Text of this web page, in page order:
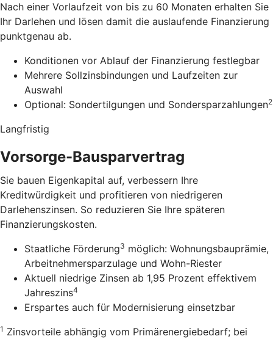
Nach einer Vorlaufzeit von bis zu 60 Monaten erhalten Sie
Ihr Darlehen und lösen damit die auslaufende Finanzierung
punktgenau ab.
Konditionen vor Ablauf der Finanzierung festlegbar
Mehrere Sollzinsbindungen und Laufzeiten zur
Auswahl
Optional: Sondertilgungen und Sondersparzahlungen2
Langfristig
Vorsorge-Bausparvertrag
Sie bauen Eigenkapital auf, verbessern Ihre
Kreditwürdigkeit und profitieren von niedrigeren
Darlehenszinsen. So reduzieren Sie Ihre späteren
Finanzierungskosten.
Staatliche Förderung3 möglich: Wohnungsbauprämie,
Arbeitnehmersparzulage und Wohn-Riester
Aktuell niedrige Zinsen ab 1,95 Prozent effektivem
Jahreszins4
Erspartes auch für Modernisierung einsetzbar
1 Zinsvorteile abhängig vom Primärenergiebedarf; bei